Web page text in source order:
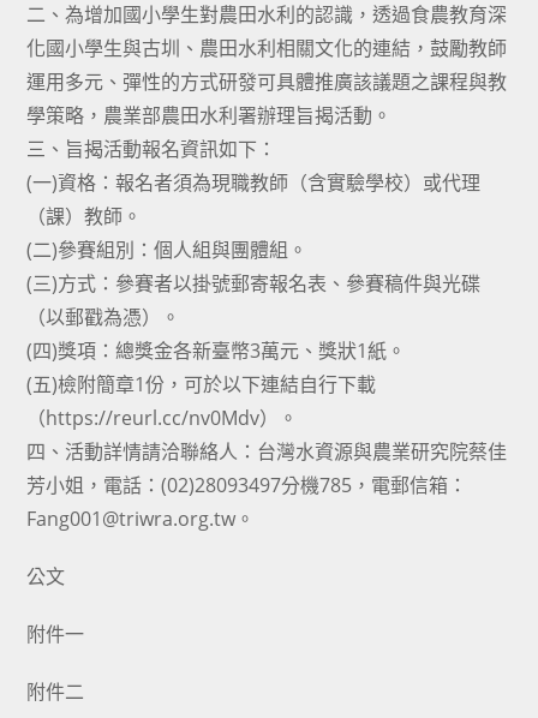
二、為增加國小學生對農田水利的認識，透過食農教育深
化國小學生與古圳、農田水利相關文化的連結，鼓勵教師
運用多元、彈性的方式研發可具體推廣該議題之課程與教
學策略，農業部農田水利署辦理旨揭活動。
三、旨揭活動報名資訊如下：
(一)資格：報名者須為現職教師（含實驗學校）或代理
（課）教師。
(二)參賽組別：個人組與團體組。
(三)方式：參賽者以掛號郵寄報名表、參賽稿件與光碟
（以郵戳為憑）。
(四)獎項：總獎金各新臺幣3萬元、獎狀1紙。
(五)檢附簡章1份，可於以下連結自行下載
（https://reurl.cc/nv0Mdv）。
四、活動詳情請洽聯絡人：台灣水資源與農業研究院蔡佳
芳小姐，電話：(02)28093497分機785，電郵信箱：
Fang001@triwra.org.tw。
公文
附件一
附件二